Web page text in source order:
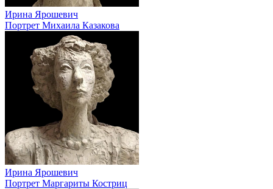
Ирина Ярошевич
Портрет Михаила Казакова
Ирина Ярошевич
Портрет Маргариты Костриц